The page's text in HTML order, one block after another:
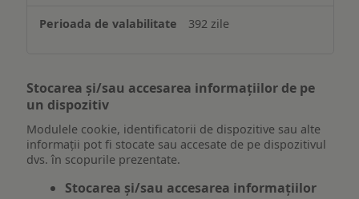
392 zile
Stocarea și/sau accesarea informațiilor de pe
un dispozitiv
Modulele cookie, identificatorii de dispozitive sau alte
informații pot fi stocate sau accesate de pe dispozitivul
dvs. în scopurile prezentate.
Stocarea și/sau accesarea informațiilor